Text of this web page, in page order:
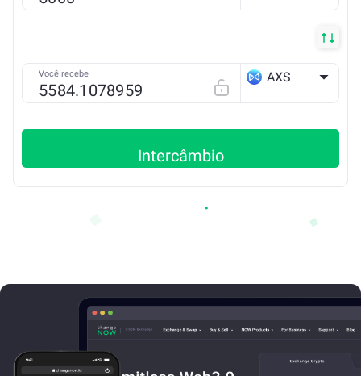
Você recebe AXS
Intercâmbio